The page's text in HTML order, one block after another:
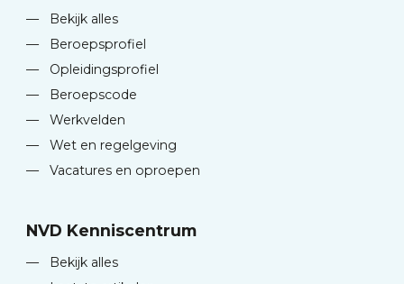
—
Bekijk alles
—
Beroepsprofiel
—
Opleidingsprofiel
—
Beroepscode
—
Werkvelden
—
Wet en regelgeving
—
Vacatures en oproepen
NVD Kenniscentrum
—
Bekijk alles